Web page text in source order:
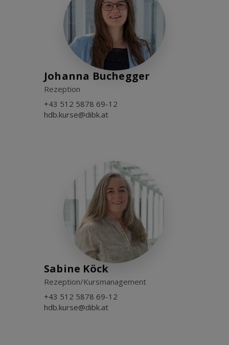
Johanna Buchegger
Rezeption
+43 512 5878 69-12
hdb.kurse@dibk.at
Sabine Köck
Rezeption/Kursmanagement
+43 512 5878 69-12
hdb.kurse@dibk.at